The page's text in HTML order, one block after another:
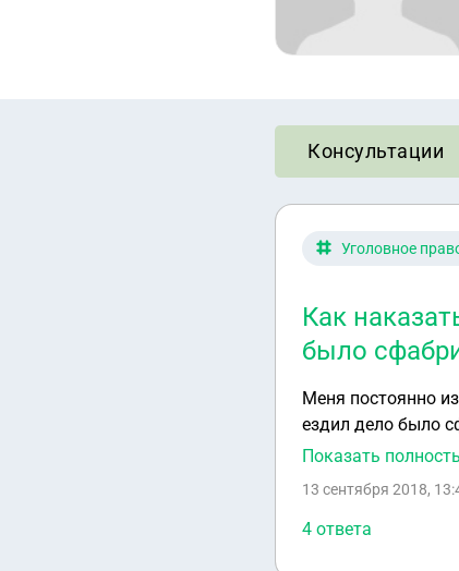
Консультации
Уголовное
Как
было
Меня постоянно
ездил дело было
скрываюсь от
Показать
13 сентября 2018,
4 ответа